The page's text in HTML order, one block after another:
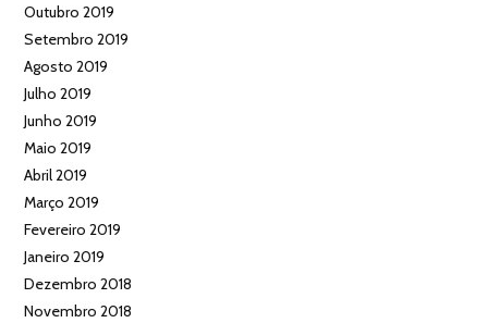
Outubro 2019
Setembro 2019
Agosto 2019
Julho 2019
Junho 2019
Maio 2019
Abril 2019
Março 2019
Fevereiro 2019
Janeiro 2019
Dezembro 2018
Novembro 2018